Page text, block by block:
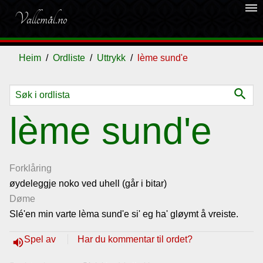
Vallemål.no
dehaze
Heim Ordliste Uttrykk lème sund'e
search
lème sund'e
Forklåring
øydeleggje noko ved uhell (går i bitar)
Døme
Slé'en min varte lèma sund'e si' eg ha' gløymt å vreiste.
volume_upSpel av Har du kommentar til ordet?
Ordliste
Om
vallemålet
Gjestebok
Nyhende